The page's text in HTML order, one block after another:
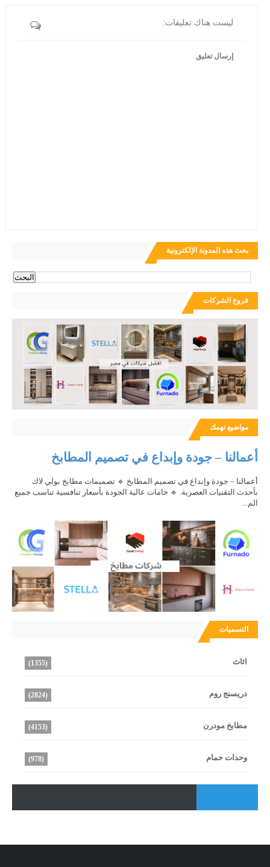
ليست هناك تعليقات:
إرسال تعليق
بحث هذه المدونة الإلكترونية
فروع الشركات
مواضيع تهمك
أعمالنا – جودة وإبداع في تصميم المطابخ
أعمالنا – جودة وإبداع في تصميم المطابخ 🔹 تصميمات مطابخ بولي لاك
بأحدث التقنيات العصرية. 🔹 خامات عالية الجودة بأسعار تنافسية تناسب جميع
الم...
التسميات
اثاث (1355)
دريسنج روم (2824)
مطابخ مودرن (4153)
وحدات حمام (978)